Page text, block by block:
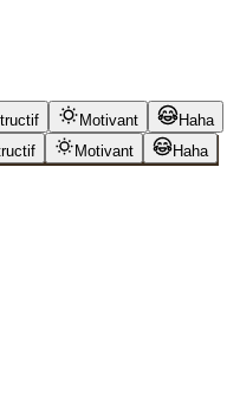
Motivant
Haha
Motivant
Haha